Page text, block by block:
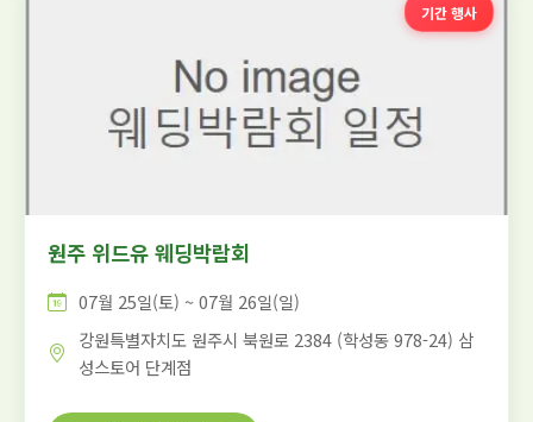
기간 행사
원주 위드유 웨딩박람회
07월 25일(토) ~ 07월 26일(일)
강원특별자치도 원주시 북원로 2384 (학성동 978-24) 삼
성스토어 단계점